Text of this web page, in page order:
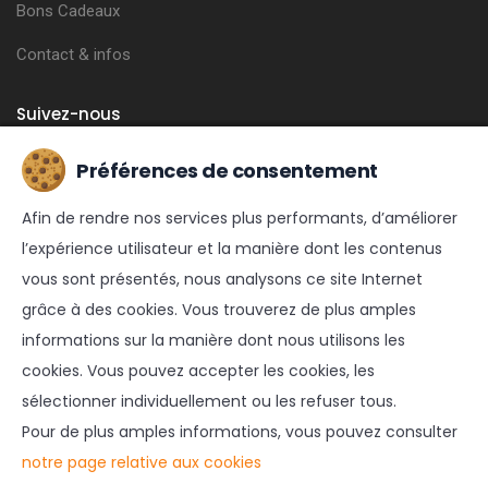
Bons Cadeaux
Contact & infos
Suivez-nous
FACEBOOK
INSTAGRAM
© 2021 FUNLY | Réalisé parZIDEE | Création web & e-
commerce
Préférences de consentement
Afin de rendre nos services plus performants, d’améliorer
l’expérience utilisateur et la manière dont les contenus
vous sont présentés, nous analysons ce site Internet
grâce à des cookies. Vous trouverez de plus amples
informations sur la manière dont nous utilisons les
cookies. Vous pouvez accepter les cookies, les
sélectionner individuellement ou les refuser tous.
Pour de plus amples informations, vous pouvez consulter
notre page relative aux cookies